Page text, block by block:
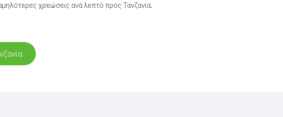
χρεώσεις ανά λεπτό προς Τανζανία.